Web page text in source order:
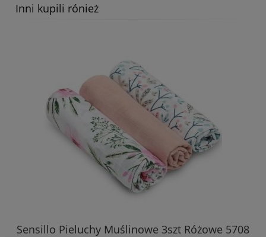
Inni kupili rónież
Sensillo Pieluchy Muślinowe 3szt Różowe 5708